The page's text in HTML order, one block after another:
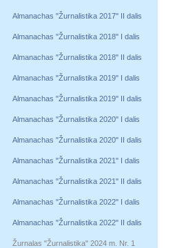
Almanachas "Žurnalistika 2017" II dalis
Almanachas "Žurnalistika 2018" I dalis
Almanachas "Žurnalistika 2018" II dalis
Almanachas "Žurnalistika 2019" I dalis
Almanachas "Žurnalistika 2019" II dalis
Almanachas "Žurnalistika 2020" I dalis
Almanachas "Žurnalistika 2020" II dalis
Almanachas "Žurnalistika 2021" I dalis
Almanachas "Žurnalistika 2021" II dalis
Almanachas "Žurnalistika 2022" I dalis
Almanachas "Žurnalistika 2022" II dalis
Žurnalas "Žurnalistika" 2024 m. Nr. 1